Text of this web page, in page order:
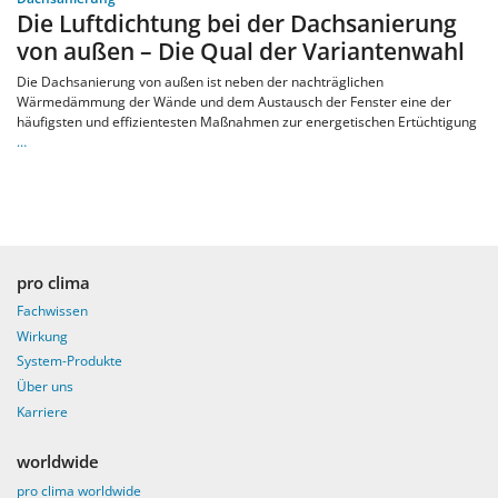
Die Luftdichtung bei der Dachsanierung
von außen – Die Qual der Variantenwahl
Die Dachsanierung von außen ist neben der nachträglichen
Wärmedämmung der Wände und dem Austausch der Fenster eine der
häufigsten und effizientesten Maßnahmen zur energetischen Ertüchtigung
…
pro clima
Fachwissen
Wirkung
System-Produkte
Über uns
Karriere
worldwide
pro clima worldwide